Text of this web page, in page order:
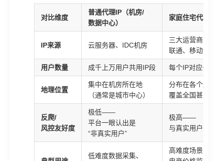
对比维度
普通代理IP（机房/
数据中心）
家庭住宅代理IP
IP来源 云服务器、IDC机房
三大运营商（
联通、移动）
用户数量 成千上万用户共用IP段 每个IP对应一个
地理位置
集中在机房所在地
（通常是城市中心）
分布在各个居
覆盖全国甚至全
反爬/
风控友好度
极低——
平台一眼认出是
“非真实用户”
极高——
与真实用户完全
低难度数据采集、
高难度场景：